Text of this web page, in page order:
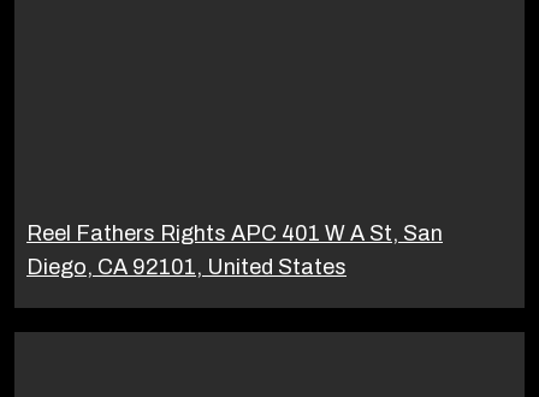
Reel Fathers Rights APC 401 W A St, San
Diego, CA 92101, United States